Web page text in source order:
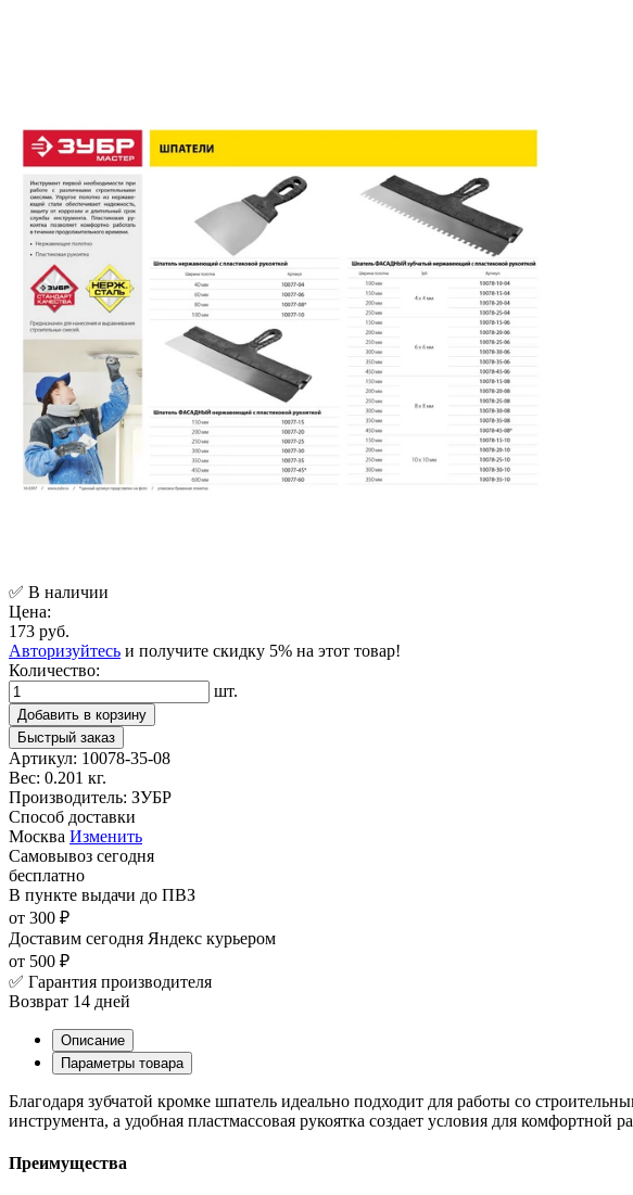
✅ В наличии
Цена:
173 руб.
Авторизуйтесь и получите скидку 5% на этот товар!
Количество:
шт.
Добавить в корзину
Быстрый заказ
Артикул: 10078-35-08
Вес: 0.201 кг.
Производитель: ЗУБР
Способ доставки
Москва Изменить
Самовывоз сегодня
бесплатно
В пункте выдачи до ПВЗ
от 300 ₽
Доставим сегодня Яндекс курьером
от 500 ₽
✅ Гарантия производителя
Возврат 14 дней
Описание
Параметры товара
Благодаря зубчатой кромке шпатель идеально подходит для работы со
инструмента, а удобная пластмассовая рукоятка создает условия для комфортной
Преимущества